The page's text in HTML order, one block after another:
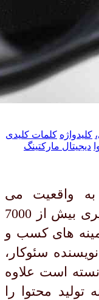
کلیدواژه کلمات کلیدی
دیجیتال مارکتینگ
به واقعیت می
رسانیم. رایا مارکتینگ با بکارگیری بیش از 7000
های کسب و
سئوکار،
است علاوه
محتوا را